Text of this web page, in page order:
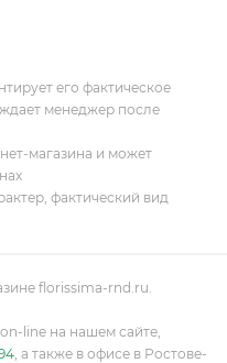
его фактическое
менеджер после
магазина и может
фактический вид
florissima-rnd.ru.
line на нашем сайте,
, а также в офисе в Ростове-